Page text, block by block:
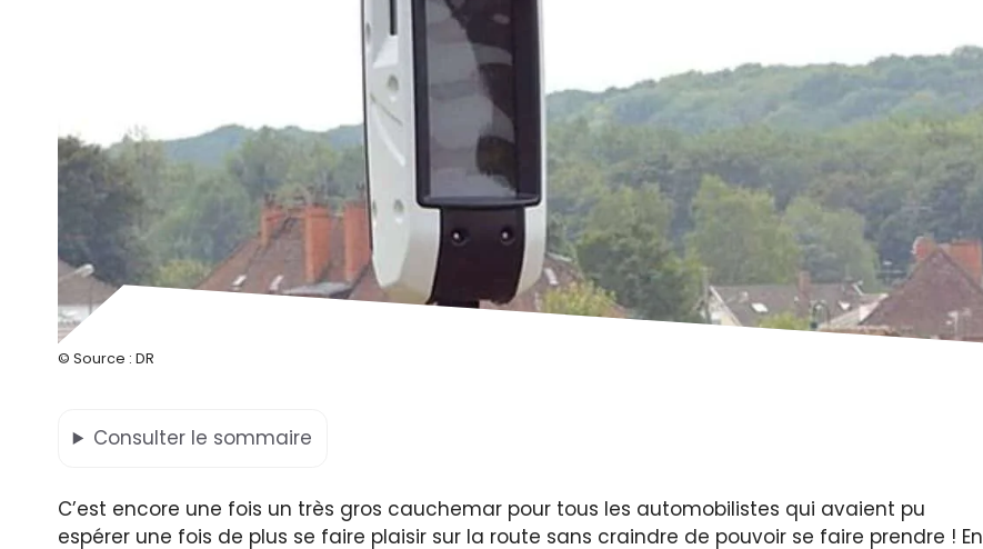
© Source : DR
Consulter le sommaire
C’est encore une fois un très gros cauchemar pour tous les automobilistes qui avaient pu
espérer une fois de plus se faire plaisir sur la route sans craindre de pouvoir se faire prendre ! En